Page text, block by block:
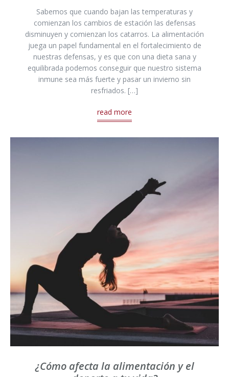
Sabemos que cuando bajan las temperaturas y
comienzan los cambios de estación las defensas
disminuyen y comienzan los catarros. La alimentación
juega un papel fundamental en el fortalecimiento de
nuestras defensas, y es que con una dieta sana y
equilibrada podemos conseguir que nuestro sistema
inmune sea más fuerte y pasar un invierno sin
resfriados. […]
read more
¿Cómo afecta la alimentación y el